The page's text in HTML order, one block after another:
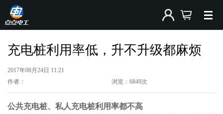
充电桩利用率低，升不升级都麻烦
2017年08月24日 11:21
作者：
浏览：6849次
公共充电桩、私人充电桩利用率都不高